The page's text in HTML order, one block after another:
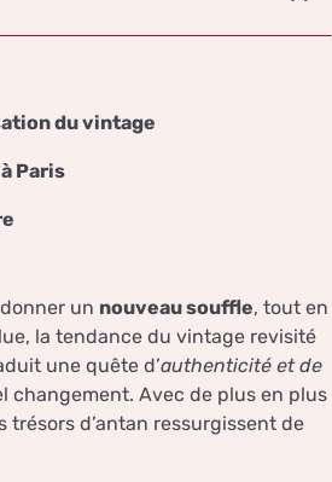
du vintage
Paris
un nouveau souffle, tout en
la tendance du vintage revisité
une quête d’authenticité et de
changement. Avec de plus en plus
d’antan ressurgissent de